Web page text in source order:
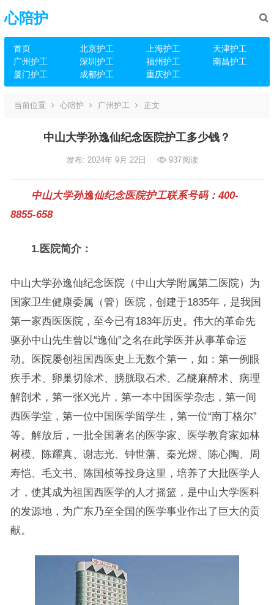
心陪护
首页 北京护工 上海护工
天津护工
广州护工
深圳护工 福州护工
南昌护工
厦门护工
成都护工 重庆护工
当前位置 心陪护 广州护工 正文
中山大学孙逸仙纪念医院护工多少钱？
发布: 2024年 9月 22日 937阅读
中山大学孙逸仙纪念医院护工联系号码：400-
8855-658
1.医院简介：
中山大学孙逸仙纪念医院（中山大学附属第二医院）为
国家卫生健康委属（管）医院，创建于1835年，是我国
第一家西医医院，至今已有183年历史。伟大的革命先
驱孙中山先生曾以“逸仙”之名在此学医并从事革命运
动。医院屡创祖国西医史上无数个第一，如：第一例眼
疾手术、卵巢切除术、膀胱取石术、乙醚麻醉术、病理
解剖术，第一张X光片，第一本中国医学杂志，第一间
西医学堂，第一位中国医学留学生，第一位“南丁格尔”
等。解放后，一批全国著名的医学家、医学教育家如林
树模、陈耀真、谢志光、钟世藩、秦光煜、陈心陶、周
寿恺、毛文书、陈国桢等投身这里，培养了大批医学人
才，使其成为祖国西医学的人才摇篮，是中山大学医科
的发源地，为广东乃至全国的医学事业作出了巨大的贡
献。